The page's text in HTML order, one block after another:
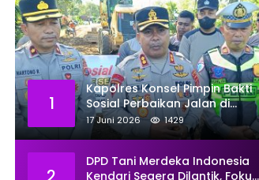
1
Kapolres Konsel Pimpin Bakti
Sosial Perbaikan Jalan di
Kecamatan Laeya, 19 Titik
Rusak Siap Ditambal
17 Juni 2026 1429
DPD Tani Merdeka Indonesia
Kendari Segera Dilantik, Fokus